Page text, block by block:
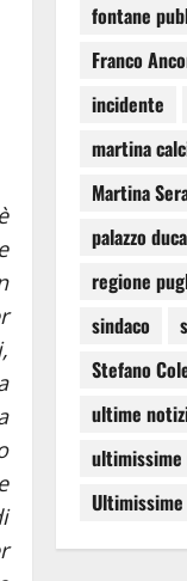
fontane
Franco
incidente
martina
Martina
palazzo
regione
sindaco
Stefano
ultime
ultimissime